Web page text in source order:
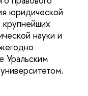
юридической
крупнейших
науки и
Уральским